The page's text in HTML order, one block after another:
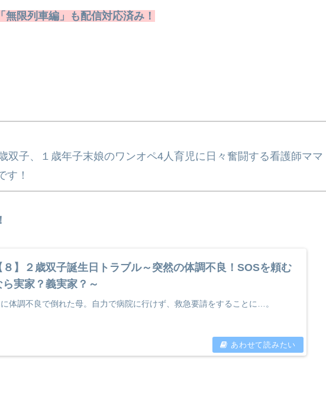
限列車編」も配信対応済み！
双子、１歳年子末娘のワンオペ4人育児に日々奮闘する看護師ママ
す！
８】２歳双子誕生日トラブル～突然の体調不良！SOSを頼む
ら実家？義実家？～
体調不良で倒れた母。自力で病院に行けず、救急要請をすることに…。